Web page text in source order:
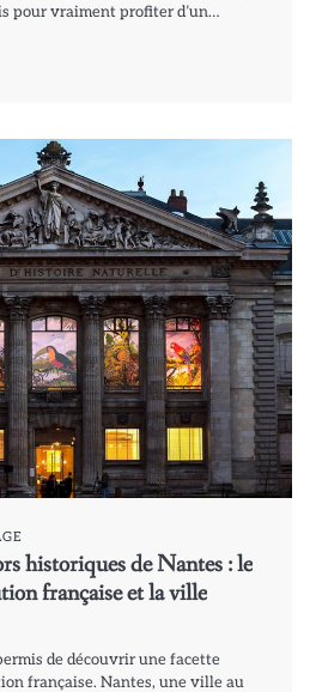
pour vraiment profiter d’un…
historiques de Nantes : le
française et la ville
de découvrir une facette
française. Nantes, une ville au